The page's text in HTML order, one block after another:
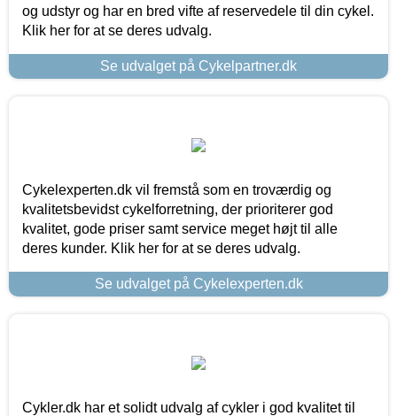
og udstyr og har en bred vifte af reservedele til din cykel.
Klik her for at se deres udvalg.
Se udvalget på Cykelpartner.dk
Cykelexperten.dk vil fremstå som en troværdig og
kvalitetsbevidst cykelforretning, der prioriterer god
kvalitet, gode priser samt service meget højt til alle
deres kunder. Klik her for at se deres udvalg.
Se udvalget på Cykelexperten.dk
Cykler.dk har et solidt udvalg af cykler i god kvalitet til